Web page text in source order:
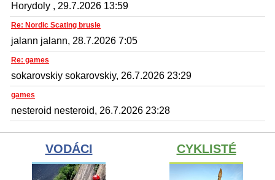
Horydoly , 29.7.2026 13:59
Re: Nordic Scating brusle
jalann jalann, 28.7.2026 7:05
Re: games
sokarovskiy sokarovskiy, 26.7.2026 23:29
games
nesteroid nesteroid, 26.7.2026 23:28
VODÁCI CYKLISTÉ